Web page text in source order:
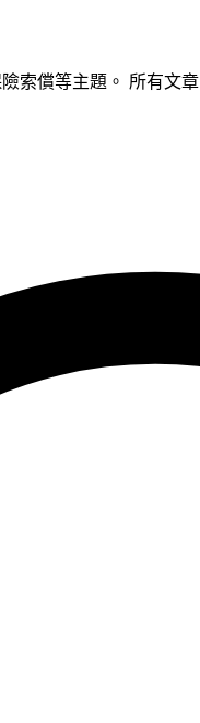
索償等主題。 所有文